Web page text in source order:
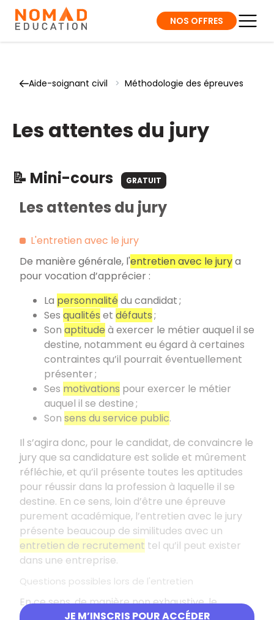
NOS OFFRES
Aide-soignant civil > Méthodologie des épreuves
Les attentes du jury
📝 Mini-cours GRATUIT
JE M’INSCRIS POUR ACCÉDER
Les attentes du jury
L'entretien avec le jury
De manière générale, l'entretien avec le jurya
pour vocation d’apprécier :
La personnalité du candidat ;
Ses qualités et défauts;
Son aptitude à exercer le métier auquel il se
destine, notamment eu égard à certaines
contraintes qu’il pourrait éventuellement
présenter ;
Ses motivations pour exercer le métier
auquel il se destine ;
Son sens du service public.
Il s’agira donc, pour le candidat, de convaincre le
jury que sa candidature est solide et mûrement
réfléchie, et qu’il présente toutes les aptitudes
pour réussir dans la profession à laquelle il se
destine. En ce sens, loin d’être une épreuve
purement académique, l’entretien avec le jury
présente beaucoup de similitudes avec un
entretien de recrutement tel qu’il peut exister
dans une entreprise.
Questions possibles lors de l'entretien
En ce sens, de manière non exhaustive, le
candidat doit s’attendre à se voir poser des